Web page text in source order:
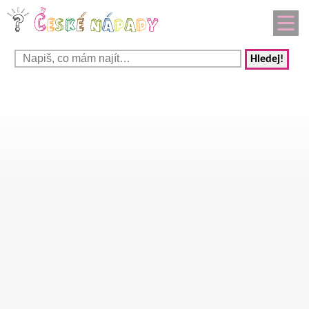
Hledej!